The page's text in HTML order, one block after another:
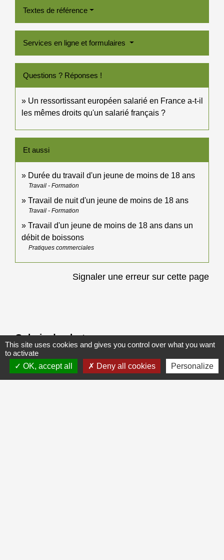
Textes de référence
Services en ligne et formulaires
Questions ? Réponses !
Un ressortissant européen salarié en France a-t-il
les mêmes droits qu'un salarié français ?
Et aussi
Durée du travail d'un jeune de moins de 18 ans
Travail - Formation
Travail de nuit d'un jeune de moins de 18 ans
Travail - Formation
Travail d'un jeune de moins de 18 ans dans un
débit de boissons
Pratiques commerciales
Signaler une erreur sur cette page
Galerie de photos
This site uses cookies and gives you control over what you want
to activate
OK, accept all
Deny all cookies Personalize